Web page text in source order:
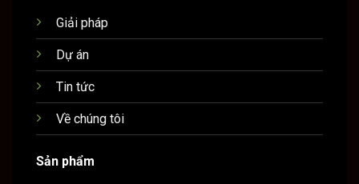
Giải pháp
Dự án
Tin tức
Về chúng tôi
Sản phẩm